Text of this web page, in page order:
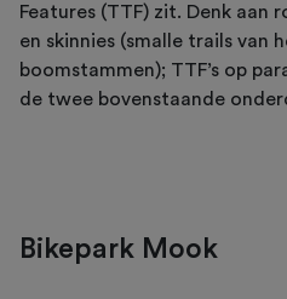
Features (TTF) zit. Denk aan
en skinnies (smalle trails van
boomstammen); TTF’s op
de twee bovenstaande
Bikepark Mook